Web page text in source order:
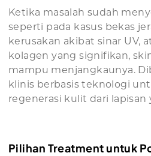
Ketika masalah sudah
seperti pada kasus bekas
kerusakan akibat sinar UV,
kolagen yang signifikan,
mampu menjangkaunya.
klinis berbasis teknologi
regenerasi kulit dari lapisan
Pilihan Treatment untuk